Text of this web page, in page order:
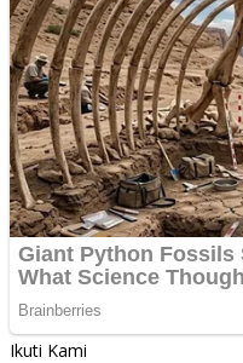
Ikuti Kami